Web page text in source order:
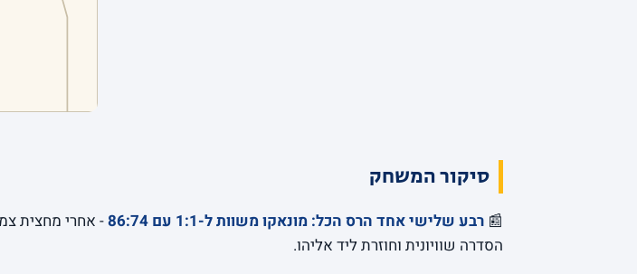
סיקור המשחק
📰 רבע שלישי אחד הרס הכל: מונאקו משוות ל-1:1 עם 86:74
הסדרה שוויונית וחוזרת ליד אליהו.